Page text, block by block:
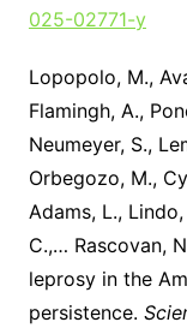
025-02771-y
Lopopolo, M.,
Flamingh, A.,
Neumeyer, S.,
Orbegozo, M.,
Adams, L.,
C.,… Rascovan,
leprosy in the
persistence.